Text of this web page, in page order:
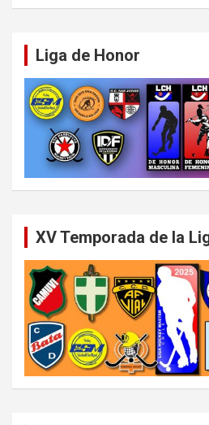
Liga de Honor
XV Temporada de la